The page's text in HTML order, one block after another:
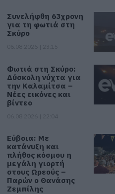
Συνελήφθη 63χρονη
για τη φωτιά στη
Σκύρο
Φωτιά στη Σκύρο:
Δύσκολη νύχτα για
την Καλαμίτσα –
Νέες εικόνες και
βίντεο
Εύβοια: Με
κατάνυξη και
πλήθος κόσμου η
μεγάλη γιορτή
στους Ωρεούς –
Παρών ο Θανάσης
Ζεμπίλης